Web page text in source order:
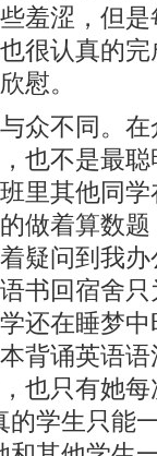
羞涩，但
很认真的
慰。
不同。在
也不是最
里其他同
做着算数
疑问到我
书回宿舍
还在睡梦
背诵英语
也只有她
学生只能